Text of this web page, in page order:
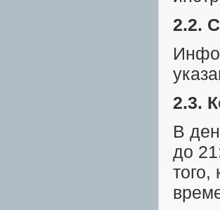
2.2.
2.3.
В
до
того,